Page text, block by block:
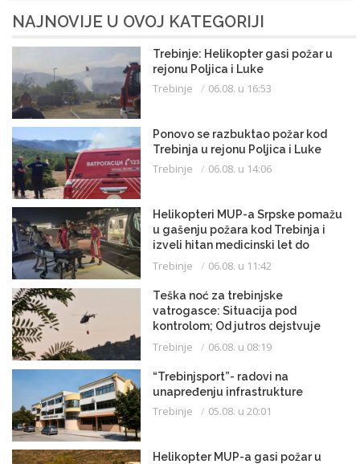
NAJNOVIJE U OVOJ KATEGORIJI
Trebinje: Helikopter gasi požar u
rejonu Poljica i Luke
Trebinje 06.08. u 16:53
Ponovo se razbuktao požar kod
Trebinja u rejonu Poljica i Luke
Trebinje 06.08. u 14:06
Helikopteri MUP-a Srpske pomažu
u gašenju požara kod Trebinja i
izveli hitan medicinski let do
Beograda
Trebinje 06.08. u 11:42
Teška noć za trebinjske
vatrogasce: Situacija pod
kontrolom; Od jutros dejstvuje
helikopter
Trebinje 06.08. u 08:19
“Trebinjsport”- radovi na
unapređenju infrastrukture
Trebinje 05.08. u 20:01
Helikopter MUP-a gasi požar u